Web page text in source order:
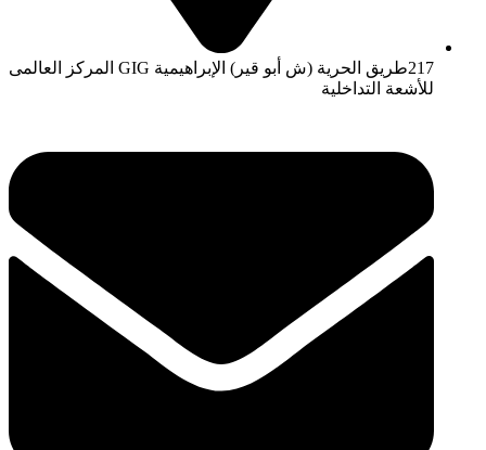
217طريق الحرية (ش أبو قير) الإبراهيمية GIG المركز العالمى
للأشعة التداخلية